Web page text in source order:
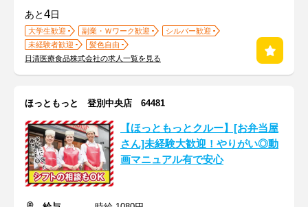
あと4日
大学生歓迎 副業・Ｗワーク歓迎
シルバー歓迎
未経験者歓迎
髪色自由
日清医療食品株式会社の求人一覧を見る
ほっともっと 登別中央店 64481
【ほっともっとクルー】[お弁当屋
さん]未経験大歓迎！やりがい◎動
画マニュアル有で安心